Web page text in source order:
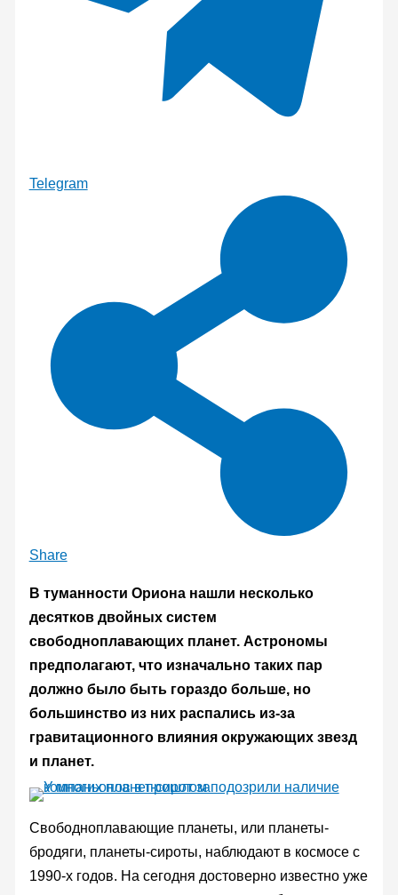
Telegram
Share
В туманности Ориона нашли несколько
десятков двойных систем
свободноплавающих планет. Астрономы
предполагают, что изначально таких пар
должно было быть гораздо больше, но
большинство из них распались из-за
гравитационного влияния окружающих звезд
и планет.
Свободноплавающие планеты, или планеты-
бродяги, планеты-сироты, наблюдают в космосе с
1990-х годов. На сегодня достоверно известно уже